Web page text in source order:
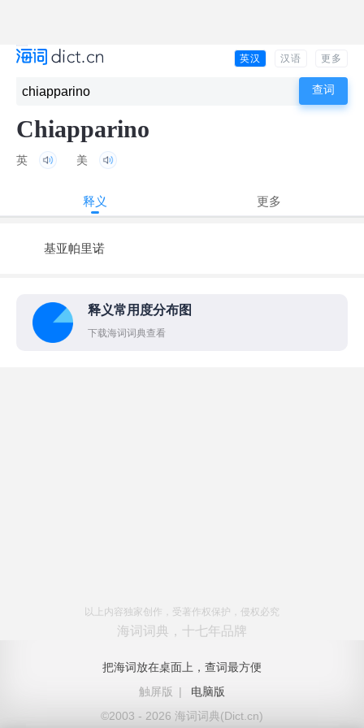
英汉 汉语 更多
Chiapparino
英 美
释义 更多
基亚帕里诺
释义常用度分布图
下载海词词典查看
以上内容独家创作，受著作权保护，侵权必究
海词词典，十七年品牌
把海词放在桌面上，查词最方便
触屏版
|
电脑版
©2003 - 2026 海词词典(Dict.cn)